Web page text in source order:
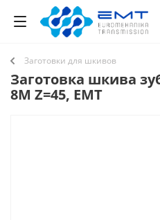
Заготовки для шкивов
Заготовка шкива
8M Z=45, EMT